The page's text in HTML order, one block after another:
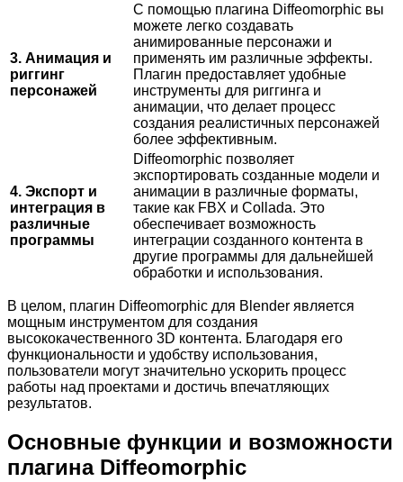
3. Анимация и
риггинг
персонажей
С помощью плагина Diffeomorphic вы
можете легко создавать
анимированные персонажи и
применять им различные эффекты.
Плагин предоставляет удобные
инструменты для риггинга и
анимации, что делает процесс
создания реалистичных персонажей
более эффективным.
4. Экспорт и
интеграция в
различные
программы
Diffeomorphic позволяет
экспортировать созданные модели и
анимации в различные форматы,
такие как FBX и Collada. Это
обеспечивает возможность
интеграции созданного контента в
другие программы для дальнейшей
обработки и использования.
В целом, плагин Diffeomorphic для Blender является
мощным инструментом для создания
высококачественного 3D контента. Благодаря его
функциональности и удобству использования,
пользователи могут значительно ускорить процесс
работы над проектами и достичь впечатляющих
результатов.
Основные функции и возможности
плагина Diffeomorphic